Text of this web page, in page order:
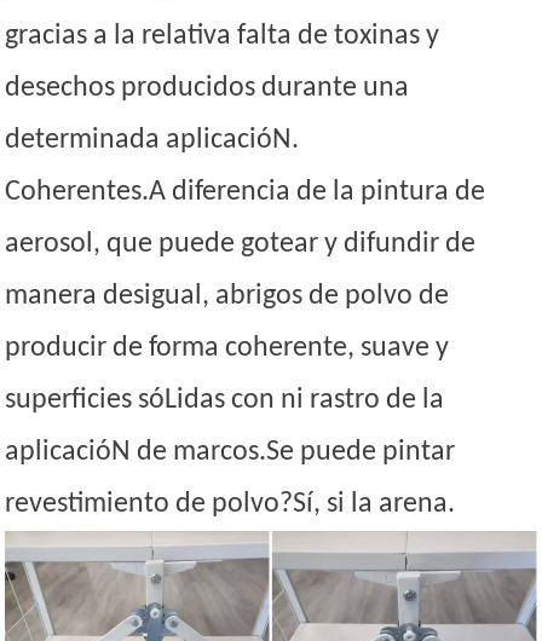
gracias a la relativa falta de toxinas y
desechos producidos durante una
determinada aplicacióN.
Coherentes.A diferencia de la pintura de
aerosol, que puede gotear y difundir de
manera desigual, abrigos de polvo de
producir de forma coherente, suave y
superficies sóLidas con ni rastro de la
aplicacióN de marcos.Se puede pintar
revestimiento de polvo?Sí, si la arena.